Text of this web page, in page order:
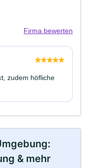
Firma bewerten
zudem höfliche
& mehr